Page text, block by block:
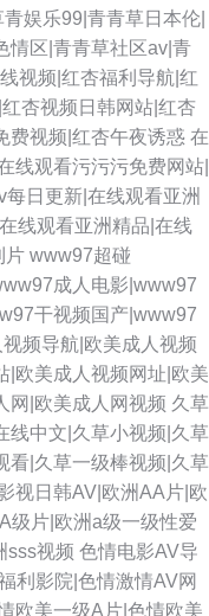
娱乐99|青青草日本伦|
情区|青青草社区av|青
视频|红杏福利导航|红
杏视频日韩网站|红杏
费视频|红杏午夜诱惑 在
线观看污污污免费网站|
日更新|在线观看亚洲
线观看亚洲精品|在线
片 www97超碰
成人电影|www97
干视频国产|www97
频导航|欧美成人视频
|欧美成人视频网址|欧美
网|欧美成人网视频 久草
线中文|久草小视频|久草
看|久草一级棒视频|久草
视日韩AV|欧洲AA片|欧
级片|欧洲a级一级性爱
sss视频 色情电影AV导
利影院|色情激情AV网
欧美一级A片|色情欧美